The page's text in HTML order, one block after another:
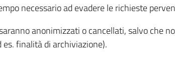
necessario ad evadere le richieste
anonimizzati o cancellati, salvo che
es. finalità di archiviazione).